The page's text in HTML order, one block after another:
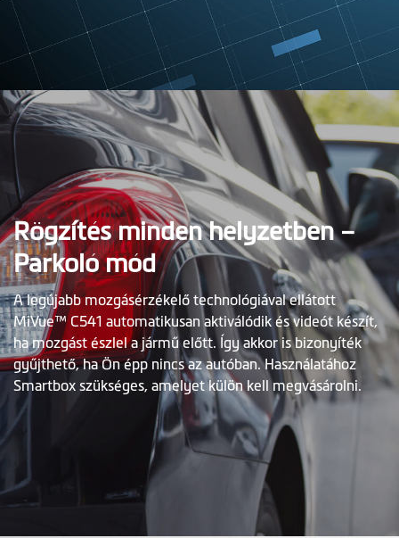
Rögzítés minden helyzetben –
Parkoló mód
A legújabb mozgásérzékelő technológiával ellátott
MiVue™ C541 automatikusan aktiválódik és videót készít,
ha mozgást észlel a jármű előtt. Így akkor is bizonyíték
gyűjthető, ha Ön épp nincs az autóban. Használatához
Smartbox szükséges, amelyet külön kell megvásárolni.